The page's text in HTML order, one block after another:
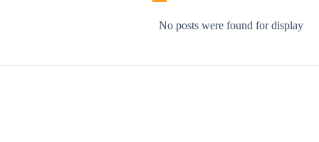
No posts were found for display